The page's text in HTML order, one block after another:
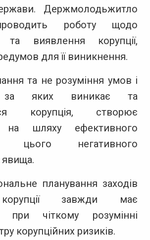
Держмолодьжитло
роботу щодо
та виявлення корупції,
для її виникнення.
та не розуміння умов і
за яких виникає та
корупція, створює
на шляху ефективного
цього негативного
явища.
планування заходів
корупції завжди має
при чіткому розумінні
корупційних ризиків.